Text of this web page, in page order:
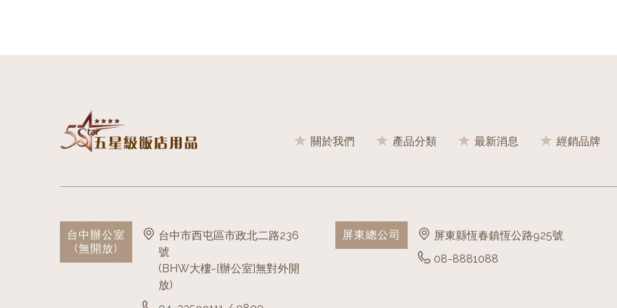
關於我們 產品分類 最新消息 經銷品牌
台中辦公室
(無開放)
台中市西屯區市政北二路236
號
(BHW大樓-[辦公室]無對外開
放)
屏東總公司
屏東縣恆春鎮恆公路925號
08-8881088